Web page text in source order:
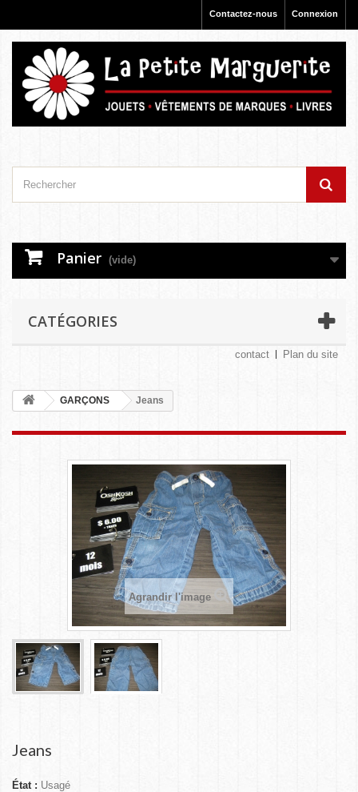
Connexion
Contactez-nous
Panier (vide)
CATÉGORIES
contact Plan du site
GARÇONS Jeans
Agrandir l'image
Jeans
État : Usagé